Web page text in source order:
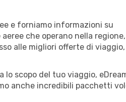
e forniamo informazioni su
che operano nella
alle migliori offerte di
lo scopo del tuo viaggio,
anche incredibili pacchetti